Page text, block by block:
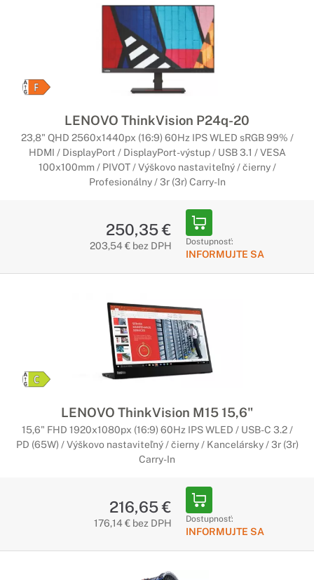
Herné monitory Lenovo LEGION
Pripravené do akcie
Každý hráč počítačových hier zaručene ocení kvalitné
užívať ničím nerušené hranie bez sekania alebo rozmazených
záberov.
Profesionálne monitory Lenovo
Stvorené pre profesionálov
Potrebujete pre svoju prácu to najlepšie? Profesionálne
monitory od spoločnosti Lenovo majú parametre
prispôsobené na to, aby vyhoveli aj tým najnáročnejším
Zakrivené monitory Lenovo
Vždy ideálny obraz pri práci či zábave
Vďaka zakriveniu je každý bod rovnako ďaleko od očí, a vy tak
veľmi dobre vidíte aj do krajov monitora. Ohnuté monitory
používateľov.
LENOVO ThinkVision P24q-20
23,8" QHD 2560x1440px (16:9) 60Hz IPS WLED sRGB 99% /
HDMI / DisplayPort / DisplayPort-výstup / USB 3.1 / VESA
100x100mm / PIVOT / Výškovo nastaviteľný / čierny /
Profesionálny / 3r (3r) Carry-In
250,35 €
203,54 € bez DPH Dostupnosť:
INFORMUJTE SA
LENOVO ThinkVision M15 15,6"
15,6" FHD 1920x1080px (16:9) 60Hz IPS WLED / USB-C 3.2 /
PD (65W) / Výškovo nastaviteľný / čierny / Kancelársky / 3r (3r)
Carry-In
216,65 €
176,14 € bez DPH Dostupnosť:
INFORMUJTE SA